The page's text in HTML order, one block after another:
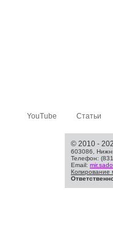
YouTube Статьи
© 2010 -
603086,
Телефон:
Email:
Копирование